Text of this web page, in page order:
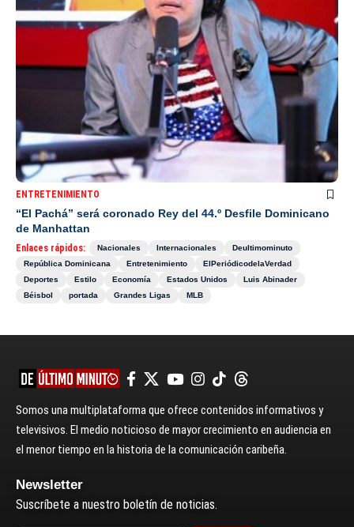
ENTRETENIMIENTO
“El Pachá” será coronado Rey del 44.º Desfile Dominicano
de Manhattan
Enlaces rápidos: Nacionales Internacionales
Deultimominuto
República Dominicana
Entretenimiento
ElPeriódicodelaVerdad
Deportes
Estilo Economía Estados Unidos
Luis Abinader
Béisbol
portada Grandes Ligas MLB
Somos una multiplataforma que ofrece contenidos informativos y
televisivos. El medio noticioso de mayor crecimiento en audiencia en
el menor tiempo en la historia de la comunicación caribeña.
Newsletter
Suscríbete a nuestro boletín de noticias.